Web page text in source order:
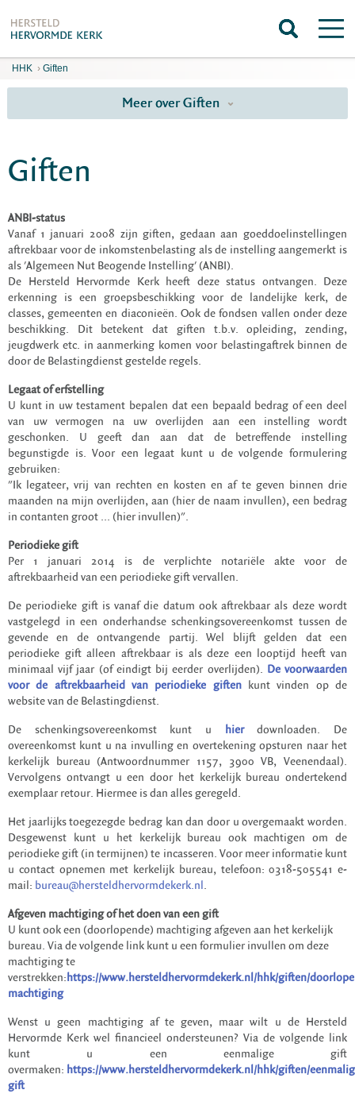
HHK › Giften
Meer over Giften
Giften
ANBI-status
Vanaf 1 januari 2008 zijn giften, gedaan aan goeddoelinstellingen
aftrekbaar voor de inkomstenbelasting als de instelling aangemerkt is
als 'Algemeen Nut Beogende Instelling' (ANBI).
De Hersteld Hervormde Kerk heeft deze status ontvangen. Deze
erkenning is een groepsbeschikking voor de landelijke kerk, de
classes, gemeenten en diaconieën. Ook de fondsen vallen onder deze
beschikking. Dit betekent dat giften t.b.v. opleiding, zending,
jeugdwerk etc. in aanmerking komen voor belastingaftrek binnen de
door de Belastingdienst gestelde regels.
Legaat of erfstelling
U kunt in uw testament bepalen dat een bepaald bedrag of een deel
van uw vermogen na uw overlijden aan een instelling wordt
geschonken. U geeft dan aan dat de betreffende instelling
begunstigde is. Voor een legaat kunt u de volgende formulering
gebruiken:
"Ik legateer, vrij van rechten en kosten en af te geven binnen drie
maanden na mijn overlijden, aan (hier de naam invullen), een bedrag
in contanten groot ... (hier invullen)".
Periodieke gift
Per 1 januari 2014 is de verplichte notariële akte voor de
aftrekbaarheid van een periodieke gift vervallen.
De periodieke gift is vanaf die datum ook aftrekbaar als deze wordt
vastgelegd in een onderhandse schenkingsovereenkomst tussen de
gevende en de ontvangende partij. Wel blijft gelden dat een
periodieke gift alleen aftrekbaar is als deze een looptijd heeft van
minimaal vijf jaar (of eindigt bij eerder overlijden). De voorwaarden
voor de aftrekbaarheid van periodieke giftenkunt vinden op de
website van de Belastingdienst.
De schenkingsovereenkomst kunt u hierdownloaden. De
overeenkomst kunt u na invulling en overtekening opsturen naar het
kerkelijk bureau (Antwoordnummer 1157, 3900 VB, Veenendaal).
Vervolgens ontvangt u een door het kerkelijk bureau ondertekend
exemplaar retour. Hiermee is dan alles geregeld.
Het jaarlijks toegezegde bedrag kan dan door u overgemaakt worden.
Desgewenst kunt u het kerkelijk bureau ook machtigen om de
periodieke gift (in termijnen) te incasseren. Voor meer informatie kunt
u contact opnemen met kerkelijk bureau, telefoon: 0318-505541 e-
mail: bureau@hersteldhervormdekerk.nl.
Afgeven machtiging of het doen van een gift
U kunt ook een (doorlopende) machtiging afgeven aan het kerkelijk
bureau. Via de volgende link kunt u een formulier invullen om deze
machtiging te
verstrekken:https://www.hersteldhervormdekerk.nl/hhk/giften/
machtiging
Wenst u geen machtiging af te geven, maar wilt u de Hersteld
Hervormde Kerk wel financieel ondersteunen? Via de volgende link
kunt u een eenmalige gift
overmaken: https://www.hersteldhervormdekerk.nl/hhk/giften/
gift